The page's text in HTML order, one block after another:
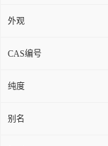
外观
CAS编号
纯度
别名